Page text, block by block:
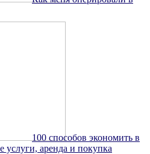
100 способов экономить в
аренда и покупка